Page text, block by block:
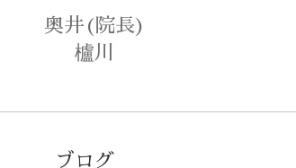
奥井(院長)
櫨川
ブログ